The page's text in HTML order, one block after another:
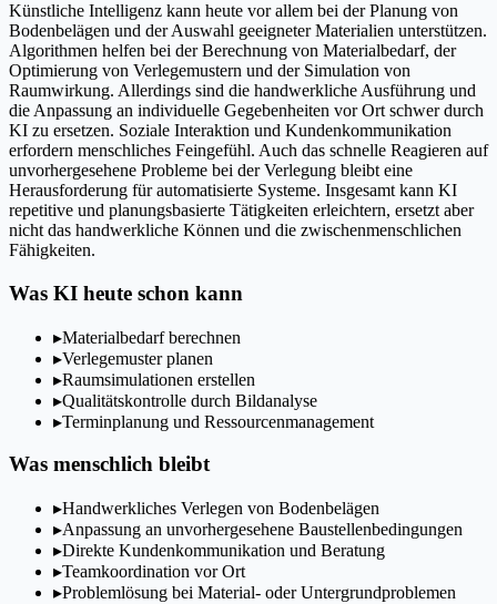
Künstliche Intelligenz kann heute vor allem bei der Planung von
Bodenbelägen und der Auswahl geeigneter Materialien unterstützen.
Algorithmen helfen bei der Berechnung von Materialbedarf, der
Optimierung von Verlegemustern und der Simulation von
Raumwirkung. Allerdings sind die handwerkliche Ausführung und
die Anpassung an individuelle Gegebenheiten vor Ort schwer durch
KI zu ersetzen. Soziale Interaktion und Kundenkommunikation
erfordern menschliches Feingefühl. Auch das schnelle Reagieren auf
unvorhergesehene Probleme bei der Verlegung bleibt eine
Herausforderung für automatisierte Systeme. Insgesamt kann KI
repetitive und planungsbasierte Tätigkeiten erleichtern, ersetzt aber
nicht das handwerkliche Können und die zwischenmenschlichen
Fähigkeiten.
Was KI heute schon kann
▸Materialbedarf berechnen
▸Verlegemuster planen
▸Raumsimulationen erstellen
▸Qualitätskontrolle durch Bildanalyse
▸Terminplanung und Ressourcenmanagement
Was menschlich bleibt
▸Handwerkliches Verlegen von Bodenbelägen
▸Anpassung an unvorhergesehene Baustellenbedingungen
▸Direkte Kundenkommunikation und Beratung
▸Teamkoordination vor Ort
▸Problemlösung bei Material- oder Untergrundproblemen